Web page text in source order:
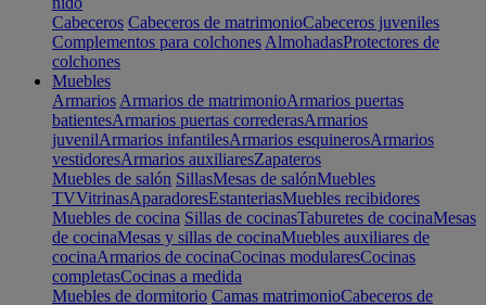
Cabeceros Cabeceros de matrimonioCabeceros juveniles
Complementos para colchones AlmohadasProtectores de
colchones
Muebles
Armarios Armarios de matrimonioArmarios puertas
batientesArmarios puertas correderasArmarios
juvenilArmarios infantilesArmarios esquinerosArmarios
vestidoresArmarios auxiliaresZapateros
Muebles de salón SillasMesas de salónMuebles
TVVitrinasAparadoresEstanteriasMuebles recibidores
Muebles de cocina Sillas de cocinasTaburetes de cocinaMesas
de cocinaMesas y sillas de cocinaMuebles auxiliares de
cocinaArmarios de cocinaCocinas modularesCocinas
completasCocinas a medida
Muebles de dormitorio Camas matrimonioCabeceros de